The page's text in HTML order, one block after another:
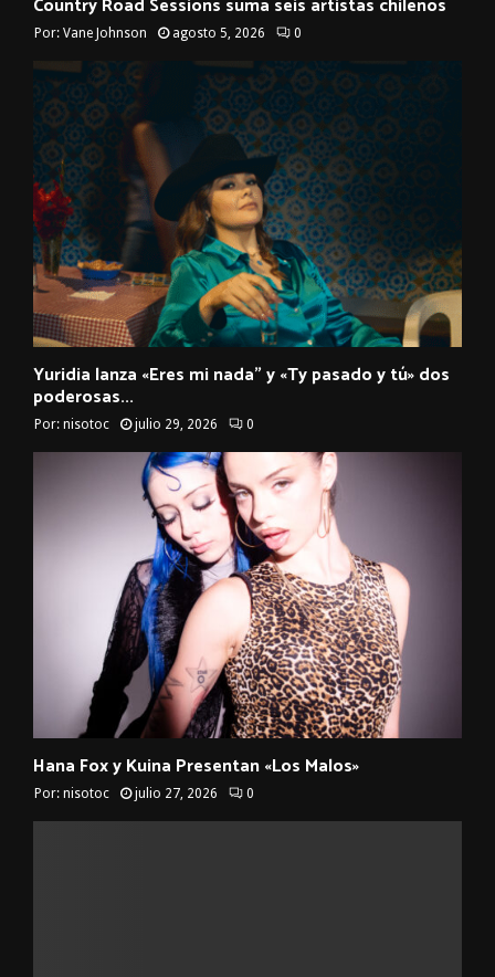
Country Road Sessions suma seis artistas chilenos
Por: Vane Johnson agosto 5, 2026 0
Yuridia lanza «Eres mi nada” y «Ty pasado y tú» dos
poderosas...
Por: nisotoc julio 29, 2026 0
Hana Fox y Kuina Presentan «Los Malos»
Por: nisotoc julio 27, 2026 0